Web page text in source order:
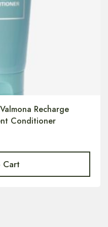
Recharge
Conditioner
Cart